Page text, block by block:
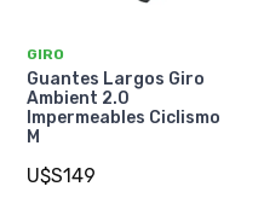
GIRO
Guantes Largos Giro
Ambient 2.0
Impermeables Ciclismo
M
U$S149